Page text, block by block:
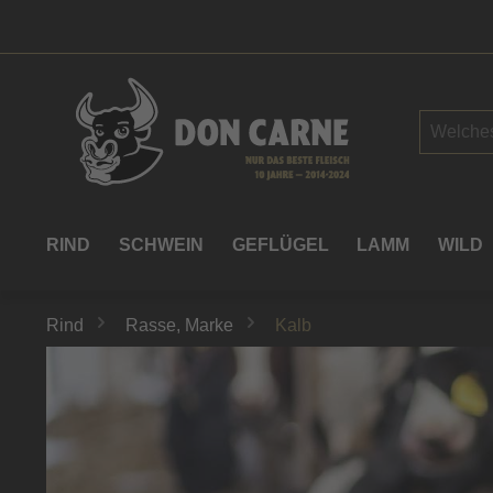
RIND SCHWEIN GEFLÜGEL LAMM WILD
Rind Rasse, Marke Kalb